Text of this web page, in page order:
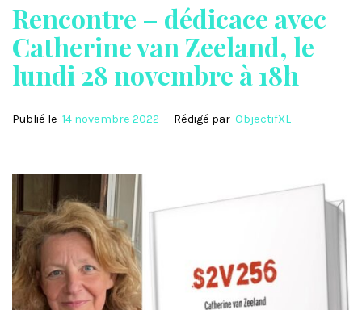
Rencontre – dédicace avec
Catherine van Zeeland, le
lundi 28 novembre à 18h
Publié le 14 novembre 2022 Rédigé par ObjectifXL